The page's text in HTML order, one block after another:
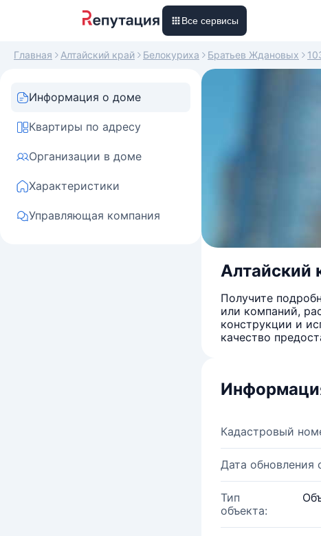
Все сервисы
Главная Алтайский край Белокуриха Братьев Ждановых
Информация о доме
Квартиры по адресу
Организации в доме
Характеристики
Управляющая компания
Алтайский
Получите
или компаний,
конструкции и
качество
Кадастровый
Дата обновления
Тип
объекта: